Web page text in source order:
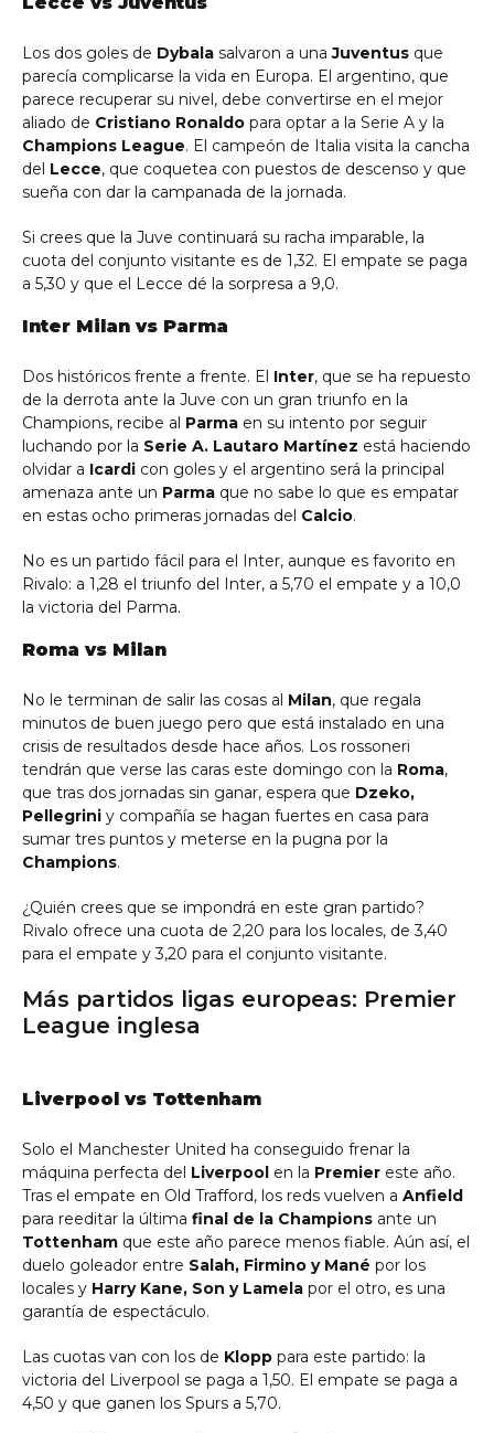
Los dos goles de Dybala salvaron a unaJuventus que
parecía complicarse la vida en Europa. El argentino, que
parece recuperar su nivel, debe convertirse en el mejor
aliado de Cristiano Ronaldo para optar a la Serie A y la
Champions League. El campeón de Italia visita la cancha
del Lecce, que coquetea con puestos de descenso y que
sueña con dar la campanada de la jornada.
Si crees que la Juve continuará su racha imparable, la
cuota del conjunto visitante es de 1,32. El empate se paga
a 5,30 y que el Lecce dé la sorpresa a 9,0.
Inter Milan vs Parma
Dos históricos frente a frente. El Inter, que se ha repuesto
de la derrota ante la Juve con un gran triunfo en la
Champions, recibe al Parma en su intento por seguir
luchando por la Serie A. Lautaro Martínez está haciendo
olvidar a Icardi con goles y el argentino será la principal
amenaza ante un Parma que no sabe lo que es empatar
en estas ocho primeras jornadas del Calcio.
No es un partido fácil para el Inter, aunque es favorito en
Rivalo: a 1,28 el triunfo del Inter, a 5,70 el empate y a 10,0
la victoria del Parma.
Roma vs Milan
No le terminan de salir las cosas al Milan, que regala
minutos de buen juego pero que está instalado en una
crisis de resultados desde hace años. Los rossoneri
tendrán que verse las caras este domingo con la Roma,
que tras dos jornadas sin ganar, espera que Dzeko,
Pellegrini y compañía se hagan fuertes en casa para
sumar tres puntos y meterse en la pugna por la
Champions.
¿Quién crees que se impondrá en este gran partido?
Rivalo ofrece una cuota de 2,20 para los locales, de 3,40
para el empate y 3,20 para el conjunto visitante.
Más partidos ligas europeas: Premier
League inglesa
Liverpool vs Tottenham
Solo el Manchester United ha conseguido frenar la
máquina perfecta del Liverpool en la Premier este año.
Tras el empate en Old Trafford, los reds vuelven a Anfield
para reeditar la última final de la Champions ante un
Tottenham que este año parece menos fiable. Aún así, el
duelo goleador entre Salah, Firmino y Mané por los
locales y Harry Kane, Son y Lamela por el otro, es una
garantía de espectáculo.
Las cuotas van con los de Klopp para este partido: la
victoria del Liverpool se paga a 1,50. El empate se paga a
4,50 y que ganen los Spurs a 5,70.